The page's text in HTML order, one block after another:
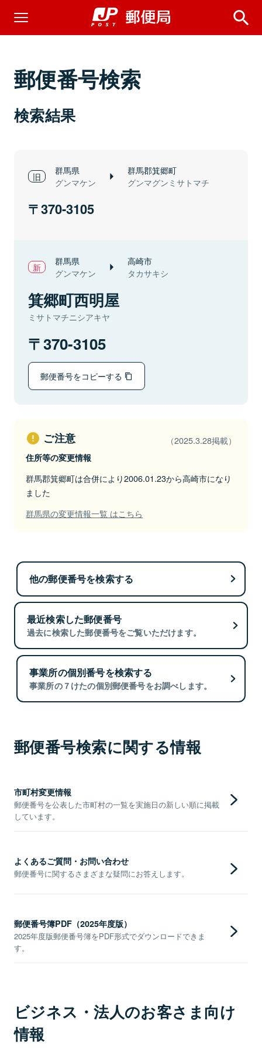
郵便番号検索
検索結果
群馬県
グンマケン
群馬郡箕郷町
グンマグンミサトマチ
370-3105
群馬県
グンマケン
高崎市
タカサキシ
箕郷町西明屋
ミサトマチニシアキヤ
370-3105
郵便番号をコピーする
ご注意 （2025.3.28掲載）
住所等の変更情報
群馬郡箕郷町は合併により2006.01.23から高崎市になり
ました
群馬県の変更情報一覧 はこちら
他の郵便番号を検索する
最近検索した郵便番号
過去に検索した郵便番号をご覧いただけます。
事業所の個別番号を検索する
事業所の７けたの個別郵便番号をお調べします。
郵便番号検索に関する情報
市町村変更情報
郵便番号を公表した市町村の一覧を実施日の新しい順に掲載
しています。
よくあるご質問・お問い合わせ
郵便番号に関するさまざまな疑問にお答えします。
郵便番号簿PDF（2025年度版）
2025年度版郵便番号簿をPDF形式でダウンロードできま
す。
ビジネス・法人のお客さま向け
情報